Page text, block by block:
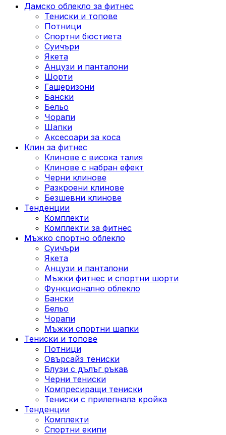
Дамско облекло за фитнес
Тениски и топове
Потници
Спортни бюстиета
Суичъри
Якета
Aнцузи и панталони
Шорти
Гащеризони
Бански
Бельо
Чорапи
Шапки
Аксесоари за коса
Клин за фитнес
Клинове с висока талия
Клинове с набран ефект
Черни клинове
Разкроени клинове
Безшевни клинове
Тенденции
Комплекти
Комплекти за фитнес
Мъжко спортно облекло
Суичъри
Якета
Aнцузи и панталони
Mъжки фитнес и спортни шорти
Функционално облекло
Бански
Бельо
Чорапи
Mъжки спортни шапки
Тениски и топове
Потници
Овърсайз тениски
Блузи с дълъг ръкав
Черни тениски
Компресиращи тениски
Тениски с прилепнала кройка
Тенденции
Комплекти
Спортни екипи